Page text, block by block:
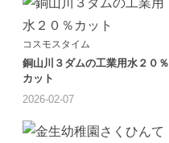
コスモスタイム
銅山川３ダムの工業用水２０％
カット
2026-02-07